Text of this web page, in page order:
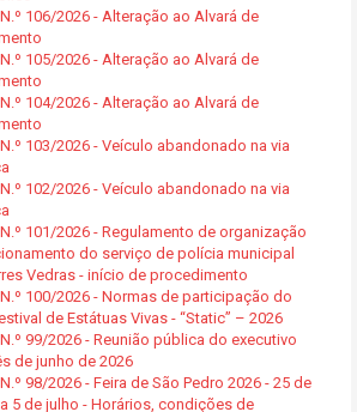
106/2026 - Alteração ao Alvará de
105/2026 - Alteração ao Alvará de
104/2026 - Alteração ao Alvará de
103/2026 - Veículo abandonado na via
102/2026 - Veículo abandonado na via
101/2026 - Regulamento de organização
do serviço de polícia municipal
Vedras - início de procedimento
100/2026 - Normas de participação do
de Estátuas Vivas - “Static” – 2026
99/2026 - Reunião pública do executivo
de junho de 2026
98/2026 - Feira de São Pedro 2026 - 25 de
5 de julho - Horários, condições de